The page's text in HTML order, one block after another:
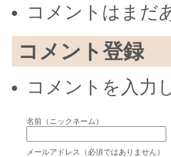
コメントはまだ
コメント登録
コメントを入力
名前（ニックネーム）
メールアドレス（必須ではありません）